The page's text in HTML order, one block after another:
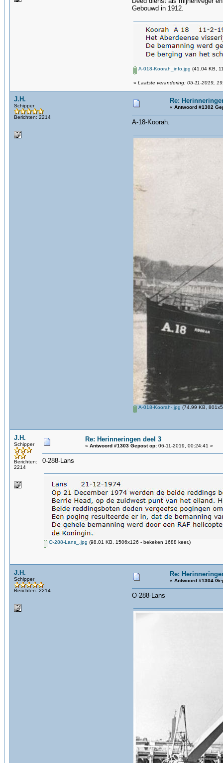
Gebouwd in 1912.
A-018-Koorah_info.jpg (41.04 KB,
« Laatste verandering: 05-11-2019,
J.H.
Schipper
Berichten: 2214
Re:
« Antwoord #1302
A-18-Koorah.
A-018-Koorah-.jpg (74.99 KB,
J.H.
Schipper
Berichten:
2214
Re: Herinneringen deel 3
« Antwoord #1303 Gepost op: 06-11-2019, 00:24:41 »
0-288-Lans
O-288-Lans_.jpg (98.01 KB, 1506x126 - bekeken 1688 keer.)
J.H.
Schipper
Berichten: 2214
Re:
« Antwoord #1304
O-288-Lans